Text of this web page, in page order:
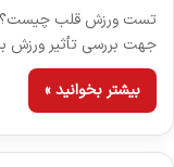
تست ورزش قلب چیست؟
جهت بررسی تأثیر ورزش
بیشتر بخوانید »